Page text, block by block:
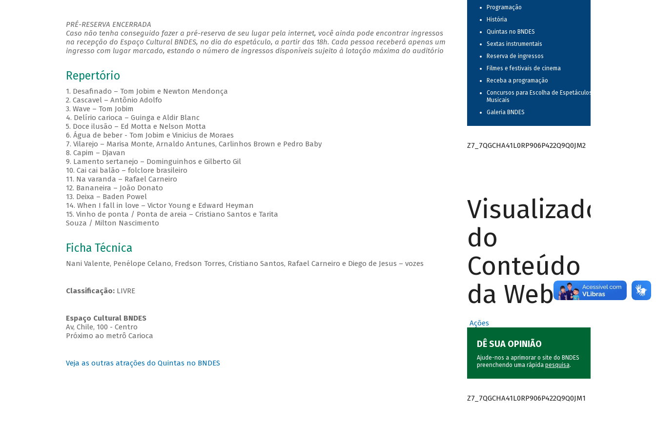
PRÉ-RESERVA ENCERRADA
Caso não tenha conseguido fazer a pré-reserva de seu lugar pela internet, você ainda pode encontrar ingressos
na recepção do Espaço Cultural BNDES, no dia do espetáculo, a partir das 18h. Cada pessoa receberá apenas um
ingresso com lugar marcado, estando o número de ingressos disponíveis sujeito à lotação máxima do auditório
Repertório
1. Desafinado – Tom Jobim e Newton Mendonça
2. Cascavel – Antônio Adolfo
3. Wave – Tom Jobim
4. Delírio carioca – Guinga e Aldir Blanc
5. Doce ilusão – Ed Motta e Nelson Motta
6. Água de beber - Tom Jobim e Vinicius de Moraes
7. Vilarejo – Marisa Monte, Arnaldo Antunes, Carlinhos Brown e Pedro Baby
8. Capim – Djavan
9. Lamento sertanejo – Dominguinhos e Gilberto Gil
10. Cai cai balão – folclore brasileiro
11. Na varanda – Rafael Carneiro
12. Bananeira – João Donato
13. Deixa – Baden Powel
14. When I fall in love – Victor Young e Edward Heyman
15. Vinho de ponta / Ponta de areia – Cristiano Santos e Tarita
Souza / Milton Nascimento
Ficha Técnica
Nani Valente, Penélope Celano, Fredson Torres, Cristiano Santos, Rafael Carneiro e Diego de Jesus – vozes
Classificação: LIVRE
Espaço Cultural BNDES
Av, Chile, 100 - Centro
Próximo ao metrô Carioca
Veja as outras atrações do Quintas no BNDES
Programação
História
Quintas no BNDES
Sextas instrumentais
Reserva de ingressos
Filmes e festivais de cinema
Receba a programação
Concursos para Escolha de Espetáculos
Musicais
Galeria BNDES
Z7_7QGCHA41L0RP906P422Q9Q0JM2
Visualizador
do
Conteúdo
da Web
Ações
DÊ SUA OPINIÃO
Ajude-nos a aprimorar o site do BNDES
preenchendo uma rápida pesquisa.
Z7_7QGCHA41L0RP906P422Q9Q0JM1